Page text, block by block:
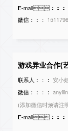
E-mail：：：
微信：：：
游戏异业合作(
联系人：：： 安小
微信：：：：
(添加微信时烦请注
E-mail：：：